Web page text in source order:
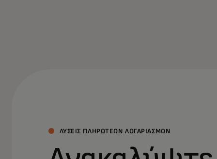
ΛΥΣΕΙΣ ΠΛΗΡΩΤΕΩΝ ΛΟΓΑΡΙΑΣΜΩΝ